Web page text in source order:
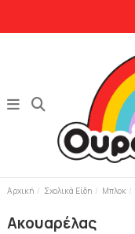
Αρχική Σχολικά Είδη Μπλοκ
Ακουαρέλας